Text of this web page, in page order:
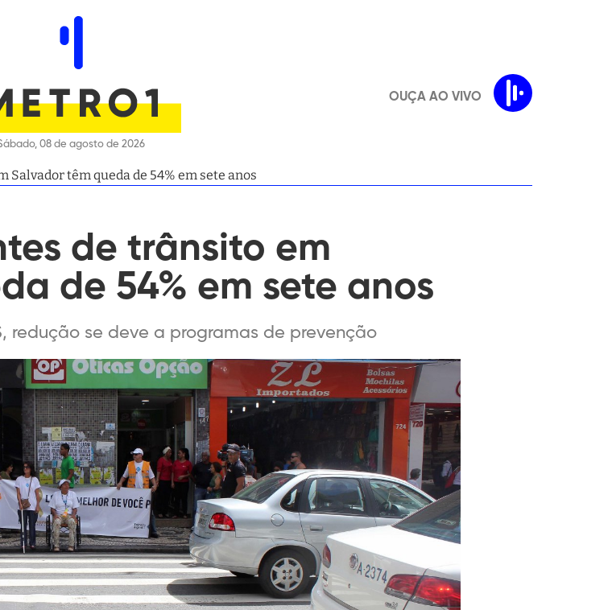
08 de agosto de 2026
OUÇA AO VIVO
têm queda de 54% em sete anos
de trânsito em
de 54% em sete anos
redução se deve a programas de prevenção